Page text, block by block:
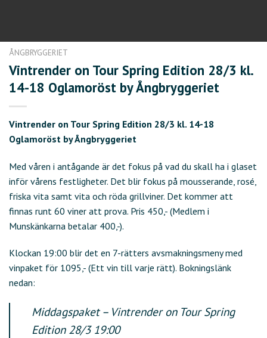
ÅNGBRYGGERIET
Vintrender on Tour Spring Edition 28/3 kl.
14-18 Oglamoröst by Ångbryggeriet
Vintrender on Tour Spring Edition 28/3 kl. 14-18
Oglamoröst by Ångbryggeriet
Med våren i antågande är det fokus på vad du skall ha i glaset
inför vårens festligheter. Det blir fokus på mousserande, rosé,
friska vita samt vita och röda grillviner. Det kommer att
finnas runt 60 viner att prova. Pris 450,- (Medlem i
Munskänkarna betalar 400,-).
Klockan 19:00 blir det en 7-rätters avsmakningsmeny med
vinpaket för 1095,- (Ett vin till varje rätt). Bokningslänk
nedan:
Middagspaket – Vintrender on Tour Spring
Edition 28/3 19:00